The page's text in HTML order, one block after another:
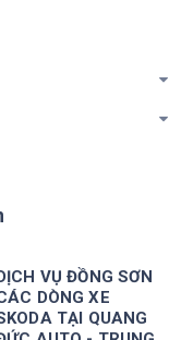
VỤ ĐỒNG SƠN
DÒNG XE
TẠI QUANG